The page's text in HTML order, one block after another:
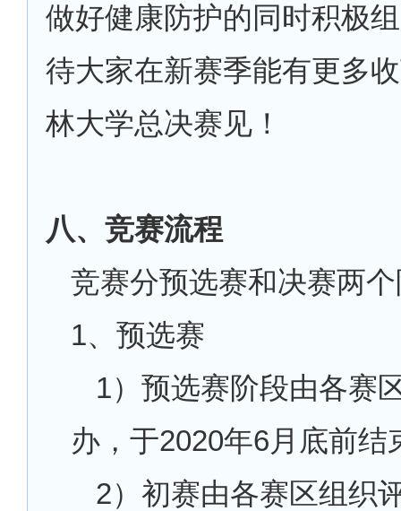
做好健康防护的同时积极
待大家在新赛季能有更多
林大学总决赛见！
八、竞赛流程
竞赛分预选赛和决赛两
1、预选赛
1）预选赛阶段由各赛
办，于2020年6月底前结
2）初赛由各赛区组织